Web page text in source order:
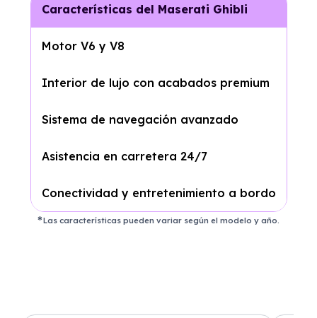
Características del Maserati Ghibli
Motor V6 y V8
Interior de lujo con acabados premium
Sistema de navegación avanzado
Asistencia en carretera 24/7
Conectividad y entretenimiento a bordo
Las características pueden variar según el modelo y año.